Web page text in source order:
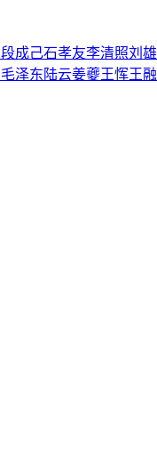
段成己石孝友李清照刘雄
毛泽东陆云姜夔王恽王融